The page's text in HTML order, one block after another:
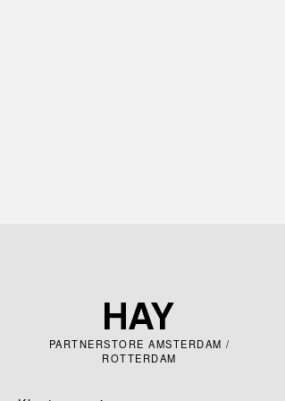
PARTNERSTORE AMSTERDAM /
ROTTERDAM